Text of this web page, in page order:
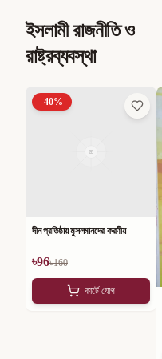
ইসলামী রাজনীতি ও
রাষ্ট্রব্যবস্থা
-40%
দীন প্রতিষ্ঠায় মুসলমানদের করণীয়
৳96৳160
কার্টে যোগ